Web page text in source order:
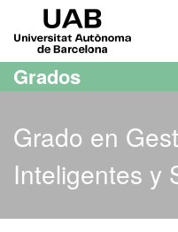
Acceso al contenido principal
Acceso a la navegación de la
Grados
Grado en
Inteligentes y